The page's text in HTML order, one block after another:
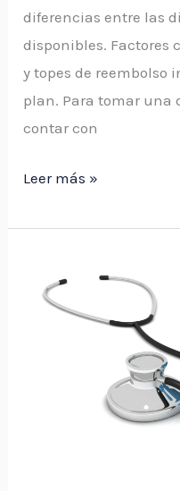
diferencias entre las
disponibles. Factores
y topes de reembolso
plan. Para tomar una
contar con
Leer más »
buscar